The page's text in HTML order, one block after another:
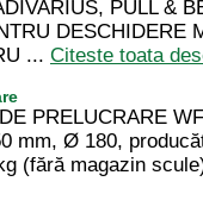
PULL &
DESCHIDERE
... Citeste toata
PRELUCRARE
mm, Ø 180,
(fără magazin